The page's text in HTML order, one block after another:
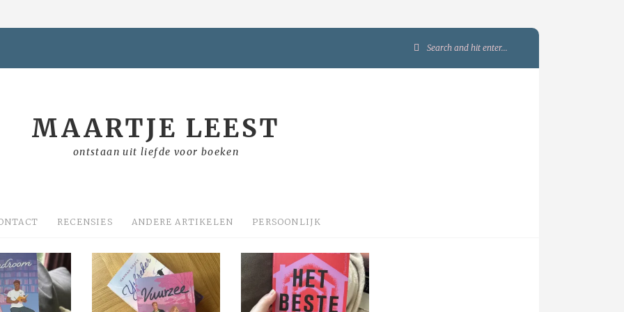
Search
MAARTJE LEEST
ontstaan uit liefde voor boeken
RECENSIES ANDERE ARTIKELEN PERSOONLIJK